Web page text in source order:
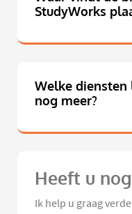
StudyWorks
Welke diensten
nog meer?
Heeft u
Ik help u graag